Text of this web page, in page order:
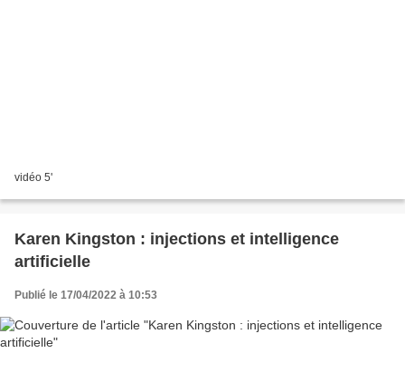
vidéo 5'
Karen Kingston : injections et intelligence
artificielle
Publié le 17/04/2022 à 10:53